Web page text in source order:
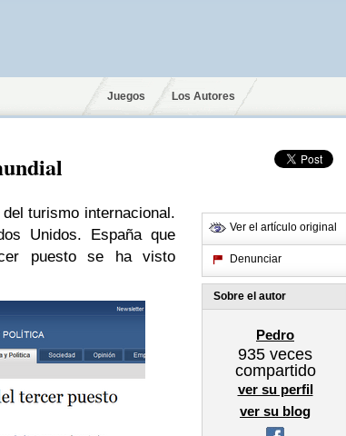
Juegos Los Autores
turismo internacional.
Unidos. España que
puesto se ha visto
Ver el artículo original
Denunciar
Sobre el autor
Pedro
935 veces
compartido
ver su perfil
ver su blog